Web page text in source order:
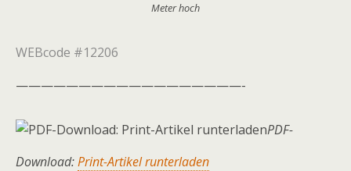
Meter hoch
WEBcode #12206
——————————————————-
PDF-
Download:Print-Artikel runterladen